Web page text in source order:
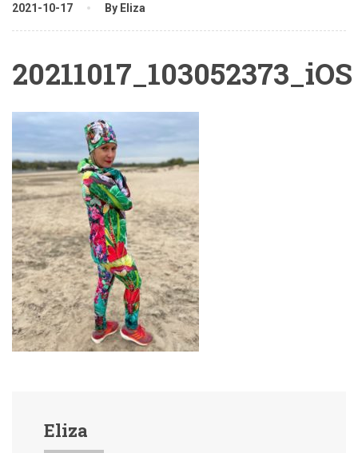
2021-10-17 By Eliza
20211017_103052373_iOS
Eliza